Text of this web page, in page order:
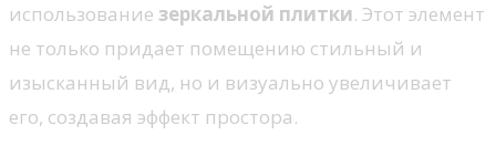
использование зеркальной плитки. Этот элемент
не только придает помещению стильный и
изысканный вид, но и визуально увеличивает
его, создавая эффект простора.